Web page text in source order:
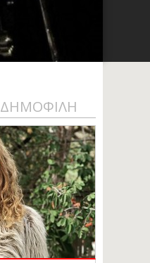
ΔΗΜΟΦΙΛΗ